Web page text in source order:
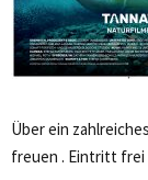
Über ein
freuen . Eintritt frei